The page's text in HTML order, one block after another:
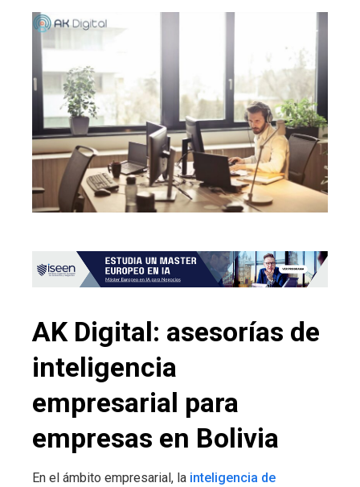
AK Digital: asesorías de
inteligencia
empresarial para
empresas en Bolivia
En el ámbito empresarial, la inteligencia de